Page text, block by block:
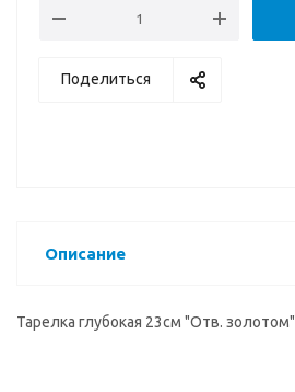
Поделиться
Описание
Тарелка глубокая 23см "Отв. золотом"